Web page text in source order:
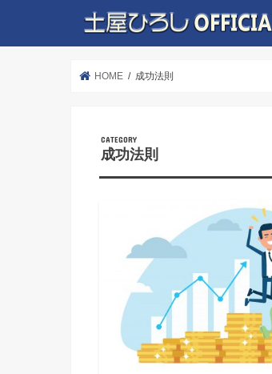
HOME 成功法則
成功法則